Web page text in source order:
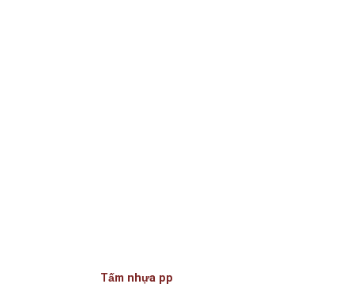
Tấm nhựa pp